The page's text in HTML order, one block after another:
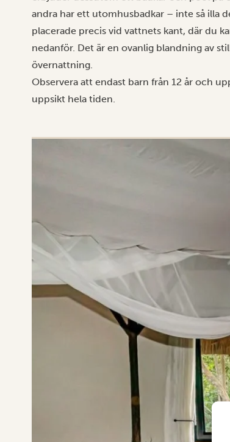
andra har ett utomhusbadkar – inte så illa
placerade precis vid vattnets kant, där du
nedanför. Det är en ovanlig blandning av
övernattning.
Observera att endast barn från 12 år och
uppsikt hela tiden.